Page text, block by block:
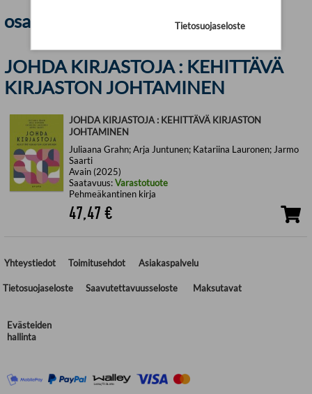
osaamisen_johtaminen | Avain
JOHDA KIRJASTOJA : KEHITTÄVÄ
KIRJASTON JOHTAMINEN
JOHDA KIRJASTOJA : KEHITTÄVÄ KIRJASTON
JOHTAMINEN
Juliaana Grahn; Arja Juntunen; Katariina Lauronen; Jarmo
Saarti
Avain (2025)
Saatavuus:Varastotuote
Pehmeäkantinen kirja
47,47 €
Yhteystiedot Toimitusehdot Asiakaspalvelu
Tietosuojaseloste Saavutettavuusseloste Maksutavat
Evästeiden
hallinta
Tietosuojaseloste